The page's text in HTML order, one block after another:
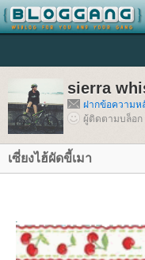
sierra
ฝากข้อความห
ผู้ติดตามบล็อก
เซี่ยงไฮ้ผัดขี้เมา